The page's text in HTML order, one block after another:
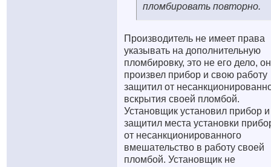
пломбировать повторно.
Производитель не имеет права
указывать на дополнительную
пломбировку, это не его дело, он
произвел прибор и свою работу
защитил от
вскрытия своей пломбой.
Установщик установил прибор и
защитил места установки
от несанкционированного
вмешательство в работу своей
пломбой. Установщик не